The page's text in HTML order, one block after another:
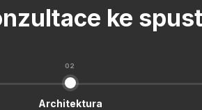
ke
02
Architektura